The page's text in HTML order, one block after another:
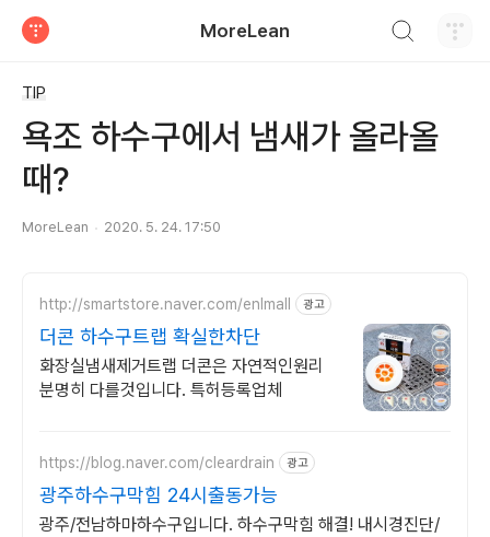
MoreLean
TIP
욕조 하수구에서 냄새가 올라올
때?
MoreLean 2020. 5. 24. 17:50
http://smartstore.naver.com/enlmall 광고
더콘 하수구트랩 확실한차단
화장실냄새제거트랩 더콘은 자연적인원리
분명히 다를것입니다. 특허등록업체
https://blog.naver.com/cleardrain 광고
광주하수구막힘 24시출동가능
광주/전남하마하수구입니다. 하수구막힘 해결! 내시경진단/